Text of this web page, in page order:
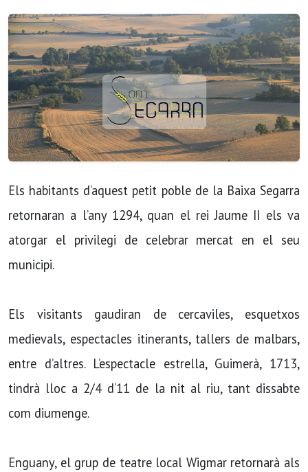
Els habitants d’aquest petit poble de la Baixa Segarra
retornaran a l’any 1294, quan el rei Jaume II els va
atorgar el privilegi de celebrar mercat en el seu
municipi.
Els visitants gaudiran de cercaviles, esquetxos
medievals, espectacles itinerants, tallers de malbars,
entre d’altres. L’espectacle estrella, Guimerà, 1713,
tindrà lloc a 2/4 d’11 de la nit al riu, tant dissabte
com diumenge.
Enguany, el grup de teatre local Wigmar retornarà als